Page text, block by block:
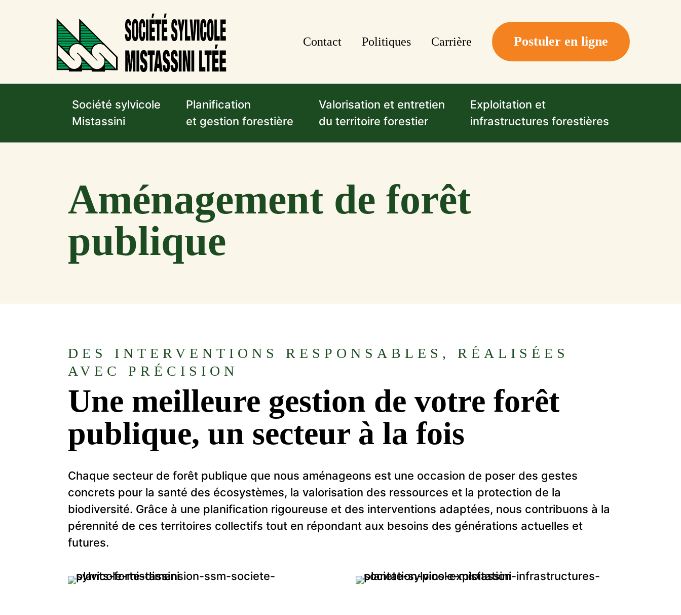
Contact Politiques Carrière Postuler en ligne
Société sylvicole
Mistassini
Planification
et gestion forestière
Valorisation et entretien
du territoire forestier
Exploitation et
infrastructures forestières
Aménagement de forêt
publique
DES INTERVENTIONS RESPONSABLES, RÉALISÉES
AVEC PRÉCISION
Une meilleure gestion de votre forêt
publique, un secteur à la fois
Chaque secteur de forêt publique que nous aménageons est une occasion de poser des gestes
concrets pour la santé des écosystèmes, la valorisation des ressources et la protection de la
biodiversité. Grâce à une planification rigoureuse et des interventions adaptées, nous contribuons à la
pérennité de ces territoires collectifs tout en répondant aux besoins des générations actuelles et
futures.